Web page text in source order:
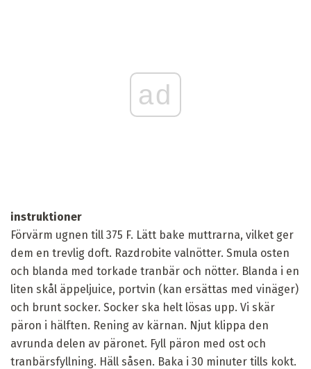
ad
instruktioner
Förvärm ugnen till 375 F. Lätt bake muttrarna, vilket ger
dem en trevlig doft. Razdrobite valnötter. Smula osten
och blanda med torkade tranbär och nötter. Blanda i en
liten skål äppeljuice, portvin (kan ersättas med vinäger)
och brunt socker. Socker ska helt lösas upp. Vi skär
päron i hälften. Rening av kärnan. Njut klippa den
avrunda delen av päronet. Fyll päron med ost och
tranbärsfyllning. Häll såsen. Baka i 30 minuter tills kokt.